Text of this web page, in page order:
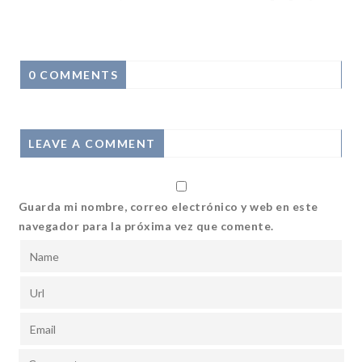
0 COMMENTS
LEAVE A COMMENT
Guarda mi nombre, correo electrónico y web en este
navegador para la próxima vez que comente.